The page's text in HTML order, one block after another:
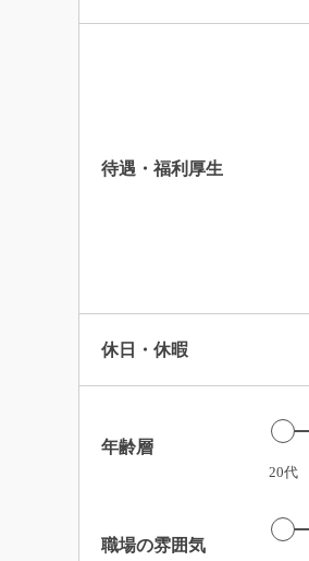
待遇・福利厚生
休日・休暇
年齢層
20代
職場の雰囲気